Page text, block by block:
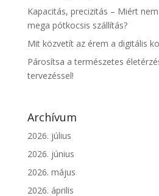
Kapacitás, precizitás – Miért
mega pótkocsis szállítás?
Mit közvetít az érem a digitális
Párosítsa a természetes
tervezéssel!
Archívum
2026. július
2026. június
2026. május
2026. április